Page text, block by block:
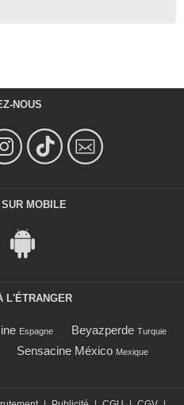
NOUS
MOBILE
L'ÉTRANGER
Espagne Beyazperde Turquie
Sensacine México Mexique